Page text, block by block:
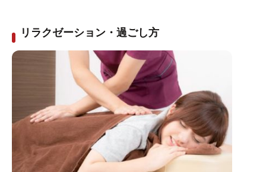
リラクゼーション・過ごし方